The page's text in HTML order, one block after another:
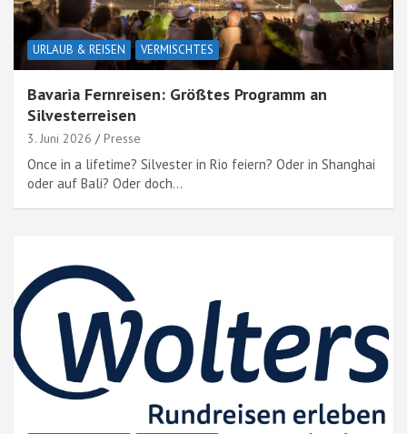
URLAUB & REISEN VERMISCHTES
Bavaria Fernreisen: Größtes Programm an
Silvesterreisen
3. Juni 2026 Presse
Once in a lifetime? Silvester in Rio feiern? Oder in Shanghai
oder auf Bali? Oder doch…